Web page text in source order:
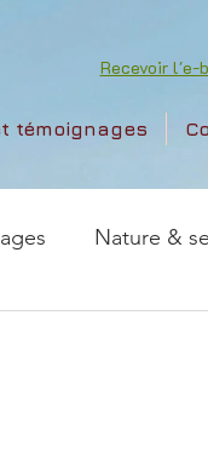
Recevoir l'e-
témoignages
Nature &